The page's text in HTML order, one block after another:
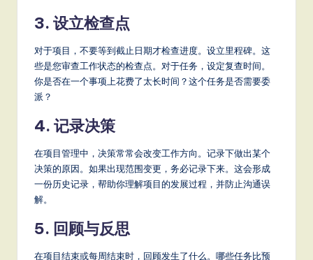
3. 设立检查点
对于项目，不要等到截止日期才检查进度。设立里程碑。这
些是您审查工作状态的检查点。对于任务，设定复查时间。
你是否在一个事项上花费了太长时间？这个任务是否需要委
派？
4. 记录决策
在项目管理中，决策常常会改变工作方向。记录下做出某个
决策的原因。如果出现范围变更，务必记录下来。这会形成
一份历史记录，帮助你理解项目的发展过程，并防止沟通误
解。
5. 回顾与反思
在项目结束或每周结束时，回顾发生了什么。哪些任务比预